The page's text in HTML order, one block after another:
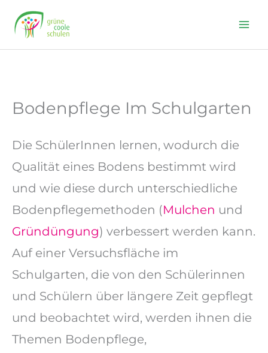
content
Bodenpflege Im Schulgarten
Die SchülerInnen lernen, wodurch die
Qualität eines Bodens bestimmt wird
und wie diese durch unterschiedliche
Bodenpflegemethoden (Mulchen und
Gründüngung) verbessert werden kann.
Auf einer Versuchsfläche im
Schulgarten, die von den Schülerinnen
und Schülern über längere Zeit gepflegt
und beobachtet wird, werden ihnen die
Themen Bodenpflege,